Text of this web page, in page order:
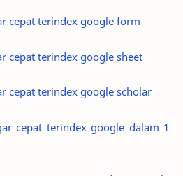
cepat terindex google form
cepat terindex google sheet
cepat terindex google scholar
cepat terindex google dalam 1